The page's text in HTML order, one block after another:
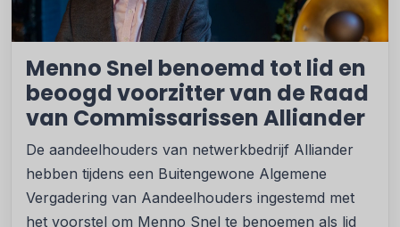
Menno Snel benoemd tot lid en
beoogd voorzitter van de Raad
van Commissarissen Alliander
De aandeelhouders van netwerkbedrijf Alliander
hebben tijdens een Buitengewone Algemene
Vergadering van Aandeelhouders ingestemd met
het voorstel om Menno Snel te benoemen als lid